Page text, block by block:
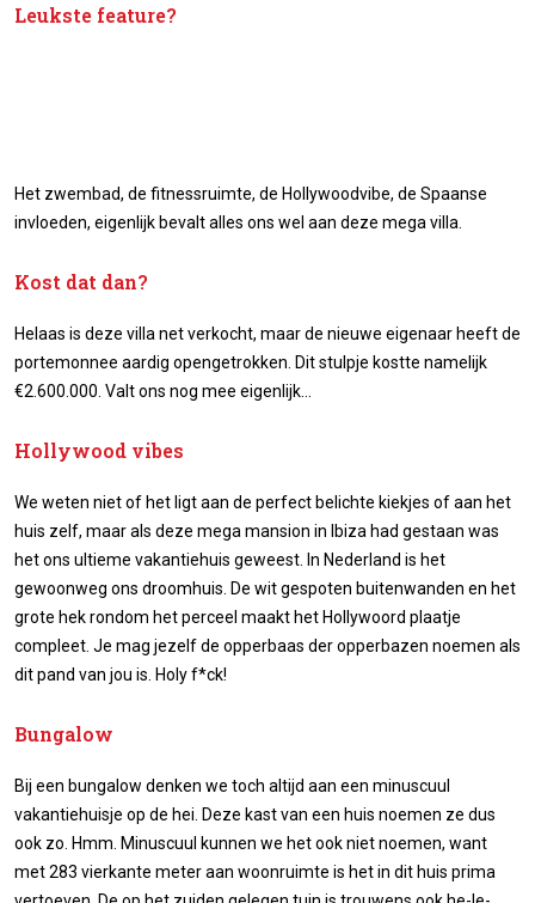
Leukste feature?
Het zwembad, de fitnessruimte, de Hollywoodvibe, de Spaanse
invloeden, eigenlijk bevalt alles ons wel aan deze mega villa.
Kost dat dan?
Helaas is deze villa net verkocht, maar de nieuwe eigenaar heeft de
portemonnee aardig opengetrokken. Dit stulpje kostte namelijk
€2.600.000. Valt ons nog mee eigenlijk…
Hollywood vibes
We weten niet of het ligt aan de perfect belichte kiekjes of aan het
huis zelf, maar als deze mega mansion in Ibiza had gestaan was
het ons ultieme vakantiehuis geweest. In Nederland is het
gewoonweg ons droomhuis. De wit gespoten buitenwanden en het
grote hek rondom het perceel maakt het Hollywoord plaatje
compleet. Je mag jezelf de opperbaas der opperbazen noemen als
dit pand van jou is. Holy f*ck!
Bungalow
Bij een bungalow denken we toch altijd aan een minuscuul
vakantiehuisje op de hei. Deze kast van een huis noemen ze dus
ook zo. Hmm. Minuscuul kunnen we het ook niet noemen, want
met 283 vierkante meter aan woonruimte is het in dit huis prima